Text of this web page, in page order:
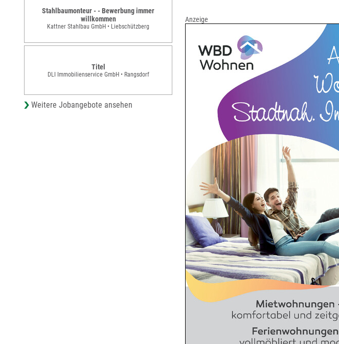
Anzeige
Stahlbaumonteur - - Bewerbung immer
willkommen
Kattner Stahlbau GmbH • Liebschützberg
Titel
DLI Immobilienservice GmbH • Rangsdorf
Weitere Jobangebote ansehen